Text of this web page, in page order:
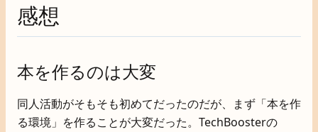
感想
本を作るのは大変
同人活動がそもそも初めてだったのだが、まず「本を作
る環境」を作ることが大変だった。TechBoosterの